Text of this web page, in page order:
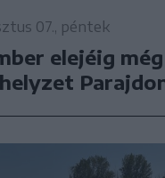
07., péntek
elejéig